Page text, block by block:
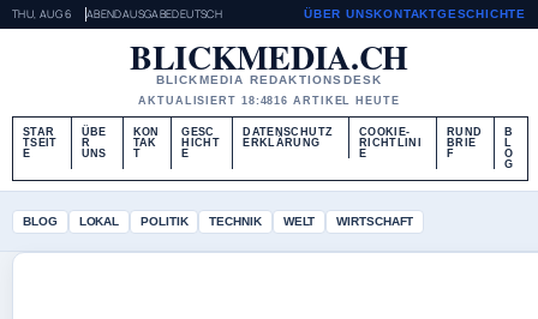
THU, AUG 6 ABENDAUSGABEDEUTSCH ÜBER UNSKONTAKTGESCHICHTE
BLICKMEDIA.CH
BLICKMEDIA REDAKTIONSDESK
AKTUALISIERT 18:4816 ARTIKEL HEUTE
STAR
TSEIT
E
ÜBE
R
UNS
KON
TAK
T
GESC
HICHT
E
DATENSCHUTZ
ERKLÄRUNG
COOKIE-
RICHTLINI
E
RUND
BRIE
F
B
L
O
G
BLOG LOKAL POLITIK TECHNIK WELT WIRTSCHAFT